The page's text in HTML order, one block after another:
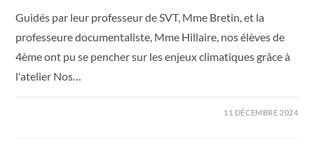
Guidés par leur professeur de SVT, Mme Bretin, et la
professeure documentaliste, Mme Hillaire, nos élèves de
4ème ont pu se pencher sur les enjeux climatiques grâce à
l'atelier Nos…
11 DÉCEMBRE 2024